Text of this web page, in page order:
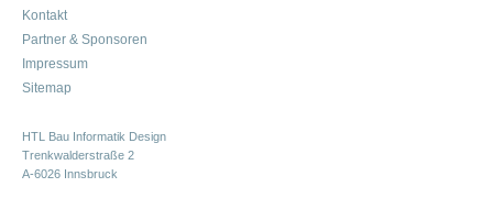
Kontakt
Partner & Sponsoren
Impressum
Sitemap
HTL Bau Informatik Design
Trenkwalderstraße 2
A-6026 Innsbruck